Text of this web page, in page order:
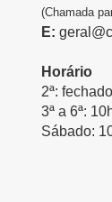
(Chamada
E:
Horário
2ª: fechado
3ª a 6ª:
Sábado: